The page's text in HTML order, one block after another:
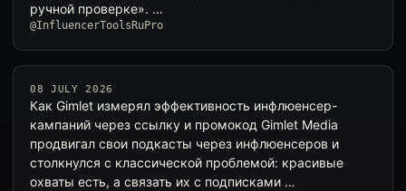
ручной проверке». …
@InfluencerToolsRuPro
08 JULY 2026
Как Gimlet измерял эффективность инфлюенсер-
кампаний через ссылку и промокод Gimlet Media
продвигал свои подкасты через инфлюенсеров и
столкнулся с классической проблемой: красивые
охваты есть, а связать их с подписками …